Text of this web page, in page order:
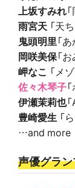
上坂すみれ
雨宮天 「天
鬼頭明里「
岡咲美保「
岬なこ 「メ
佐々木琴子
伊瀬茉莉也
豊崎愛生 「
…and more
声優グラ